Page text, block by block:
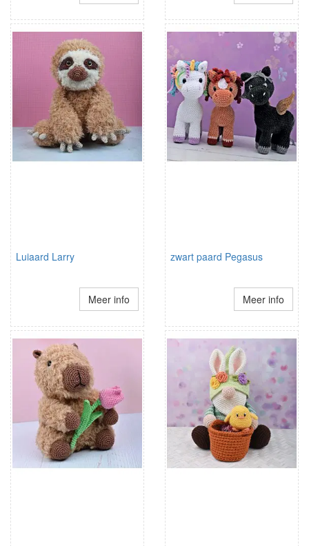
Luiaard Larry
Meer info
zwart paard Pegasus
Meer info